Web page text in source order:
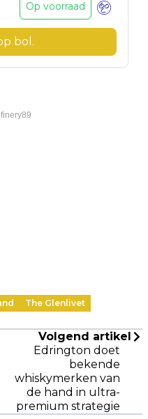
Op voorraad
bol .
The Glenlivet
Volgend artikel
Edrington doet
bekende
whiskymerken van
de hand in ultra-
premium strategie